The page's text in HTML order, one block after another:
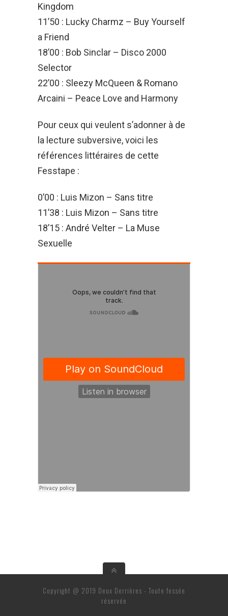
Kingdom
11’50 : Lucky Charmz – Buy Yourself
a Friend
18’00 : Bob Sinclar – Disco 2000
Selector
22’00 : Sleezy McQueen & Romano
Arcaini – Peace Love and Harmony
Pour ceux qui veulent s’adonner à de
la lecture subversive, voici les
références littéraires de cette
Fesstape :
0’00 : Luis Mizon – Sans titre
11’38 : Luis Mizon – Sans titre
18’15 : André Velter – La Muse
Sexuelle
Copyright @ 2019 Deux Derrières - Toute fessée
réservée